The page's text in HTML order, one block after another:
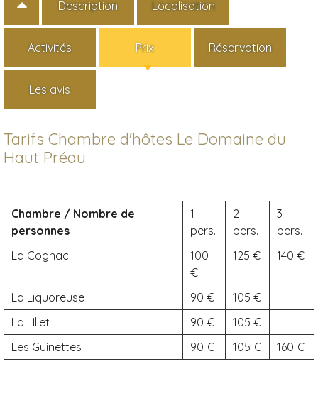
Description Localisation
Activités Prix Réservation
Les avis
Tarifs Chambre d'hôtes Le Domaine du
Haut Préau
Chambre / Nombre de
personnes
1
pers.
2
pers.
3
pers.
La Cognac
100 125 140
La Liquoreuse 90
105
La LIllet
90
105
Les Guinettes
90 105 160